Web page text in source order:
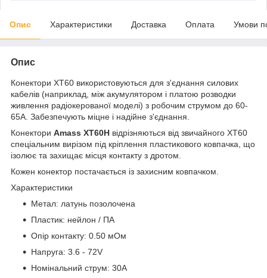
Опис Характеристики Доставка Оплата Умови
Опис
Конектори XT60 використовуються для з'єднання силових
кабелів (наприклад, між акумулятором і платою розводки
живлення радіокерованої моделі) з робочим струмом до 60-
65А. Забезпечують міцне і надійне з'єднання.
Конектори Amass XT60H відрізняються від звичайного XT60
спеціальним вирізом під кріплення пластикового ковпачка, що
ізолює та захищає місця контакту з дротом.
Кожен конектор постачається із захисним ковпачком.
Характеристики
Метал: латунь позолочена
Пластик: нейлон / ПА
Опір контакту: 0.50 мОм
Напруга: 3.6 - 72V
Номінальний струм: 30А